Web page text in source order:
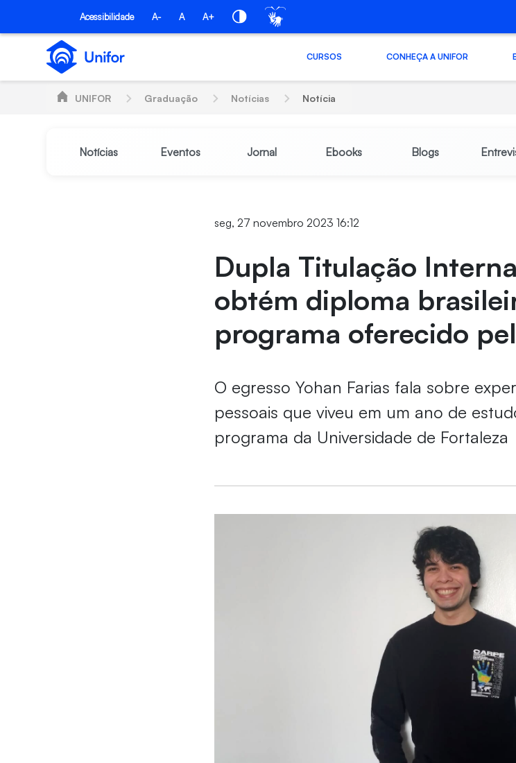
Pular para o Conteúdo principal
Acessibilidade A- A A+
CURSOS CONHEÇA A UNIFOR
UNIFOR Graduação Notícias Notícia
Notícias Eventos Jornal Ebooks Blogs
seg, 27 novembro 2023 16:12
Dupla Titulação
obtém diploma
programa oferecido
O egresso Yohan Farias fala sobre
pessoais que viveu em um ano de
programa da Universidade de Fortaleza